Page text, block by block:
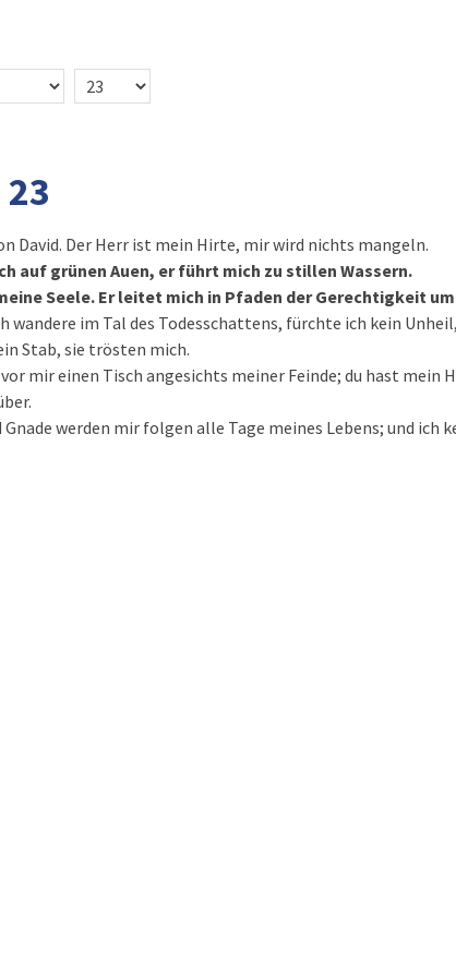
David. Der Herr ist mein Hirte, mir wird nichts mangeln.
auf grünen Auen, er führt mich zu stillen Wassern.
Seele. Er leitet mich in Pfaden der Gerechtigkeit
wandere im Tal des Todesschattens, fürchte ich kein
Stab, sie trösten mich.
mir einen Tisch angesichts meiner Feinde; du hast mein
Gnade werden mir folgen alle Tage meines Lebens; und ich